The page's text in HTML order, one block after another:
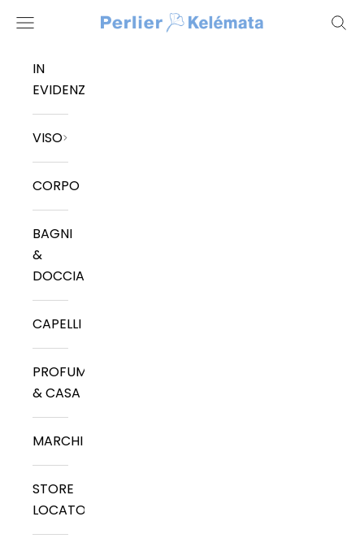
Kelemata
Menù
IN
EVIDENZA
VISO
CORPO
BAGNI
&
DOCCIA
CAPELLI
PROFUMI
& CASA
MARCHI
STORE
LOCATOR